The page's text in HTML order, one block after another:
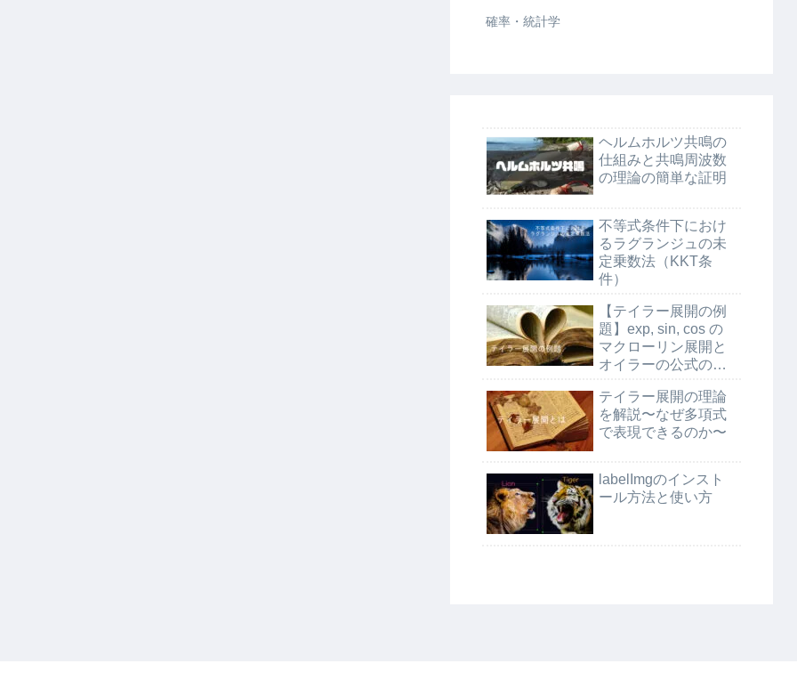
確率・統計学
ヘルムホルツ共鳴の
仕組みと共鳴周波数
の理論の簡単な証明
不等式条件下におけ
るラグランジュの未
定乗数法（KKT条
件）
【テイラー展開の例
題】exp, sin, cos の
マクローリン展開と
オイラーの公式の証
テイラー展開の理論
を解説〜なぜ多項式
で表現できるのか〜
labelImgのインスト
ール方法と使い方